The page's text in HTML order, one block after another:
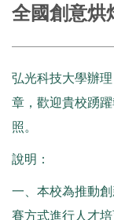
全國創意烘
弘光科技大學辦
章，歡迎貴校踴
照。
說明：
一、本校為推動
賽方式進行人才